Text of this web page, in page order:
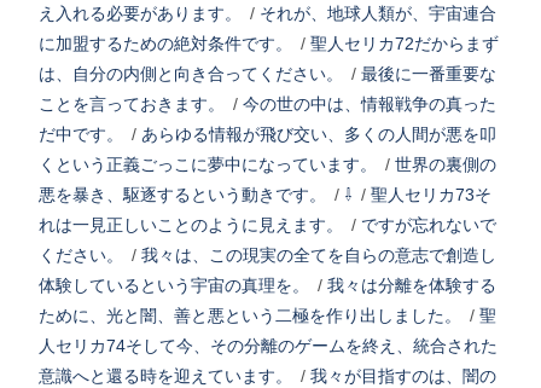
え入れる必要があります。
/ それが、地球人類が、宇宙連合
に加盟するための絶対条件です。
/ 聖人セリカ72だからまず
は、自分の内側と向き合ってください。
/ 最後に一番重要な
ことを言っておきます。
/ 今の世の中は、情報戦争の真った
だ中です。
/ あらゆる情報が飛び交い、多くの人間が悪を叩
くという正義ごっこに夢中になっています。
/ 世界の裏側の
悪を暴き、駆逐するという動きです。
/ ⇩ / 聖人セリカ73そ
れは一見正しいことのように見えます。
/ ですが忘れないで
ください。
/ 我々は、この現実の全てを自らの意志で創造し
体験しているという宇宙の真理を。
/ 我々は分離を体験する
ために、光と闇、善と悪という二極を作り出しました。
/ 聖
人セリカ74そして今、その分離のゲームを終え、統合された
意識へと還る時を迎えています。
/ 我々が目指すのは、闇の